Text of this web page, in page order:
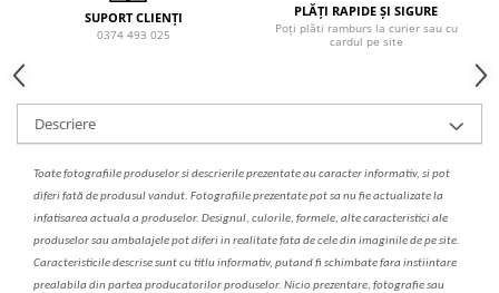
SUPORT CLIENȚI
0374 493 025
PLĂȚI RAPIDE ȘI SIGURE
Poți plăti ramburs la curier sau cu
cardul pe site
Descriere
Toate fotografiile produselorsidescrierileprezentate au caracter informativ, si pot
diferi fată de produsul vandut. Fotografiile prezentate pot sa nu fie actualizate la
infatisarea actuala a produselor. Designul, culorile, formele, alte caracteristici ale
produselor sau ambalajele pot diferi in realitate fata de cele din imaginile de pe site.
Caracteristicile descrise sunt cu titlu informativ, putand fi schimbate fara instiintare
prealabila din partea producatorilor produselor. Nicio prezentare, fotografie sau